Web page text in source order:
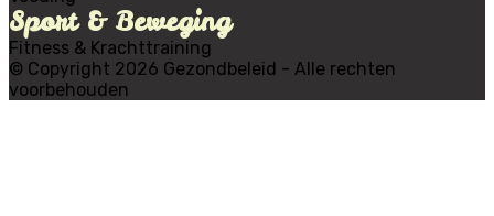
Sport & Beweging
Fitness & Krachttraining
© Copyright 2026 Gezondbeleid - Alle rechten
voorbehouden